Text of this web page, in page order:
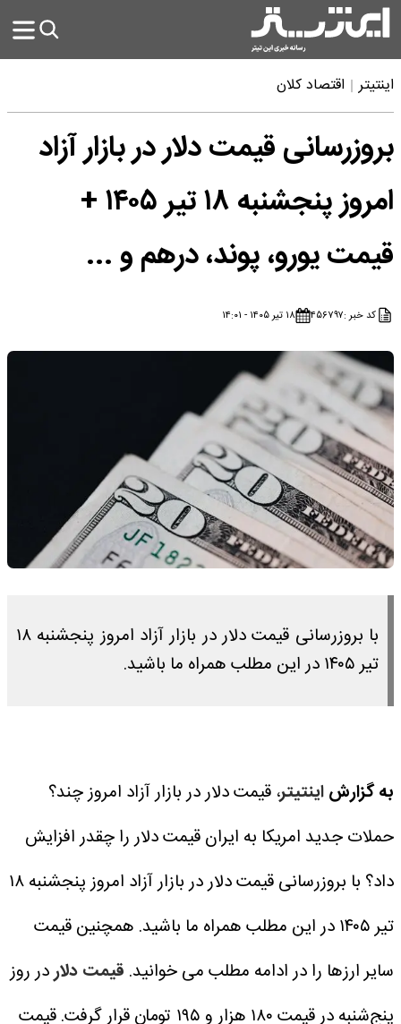
اینتیتر اقتصاد کلان
بروزرسانی قیمت دلار در بازار آزاد
امروز پنجشنبه ۱۸ تیر ۱۴۰۵ +
قیمت یورو، پوند، درهم و ...
کد خبر :۴۵۶۷۹۷ ۱۸ تیر ۱۴۰۵ - ۱۴:۰۱
با بروزرسانی قیمت دلار در بازار آزاد امروز پنجشنبه ۱۸
تیر ۱۴۰۵ در این مطلب همراه ما باشید.
به گزارشاینتیتر، قیمت دلار در بازار آزاد امروز چند؟
حملات جدید امریکا به ایران قیمت دلار را چقدر افزایش
داد؟ با بروزرسانی قیمت دلار در بازار آزاد امروز پنجشنبه ۱۸
تیر ۱۴۰۵ در این مطلب همراه ما باشید. همچنین قیمت
سایر ارزها را در ادامه مطلب می خوانید. قیمت دلاردر روز
پنج‌شنبه در قیمت ۱۸۰ هزار و ۱۹۵ تومان قرار گرفت.
قیمت